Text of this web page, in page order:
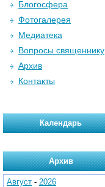
Блогосфера
Фотогалерея
Медиатека
Вопросы священнику
Архив
Контакты
Календарь
Архив
Август - 2026